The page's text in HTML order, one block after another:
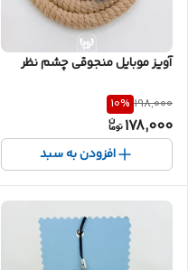
آویز موبایل منجوقی چشم نظر
198,000
10%
178,000
افزودن به سبد